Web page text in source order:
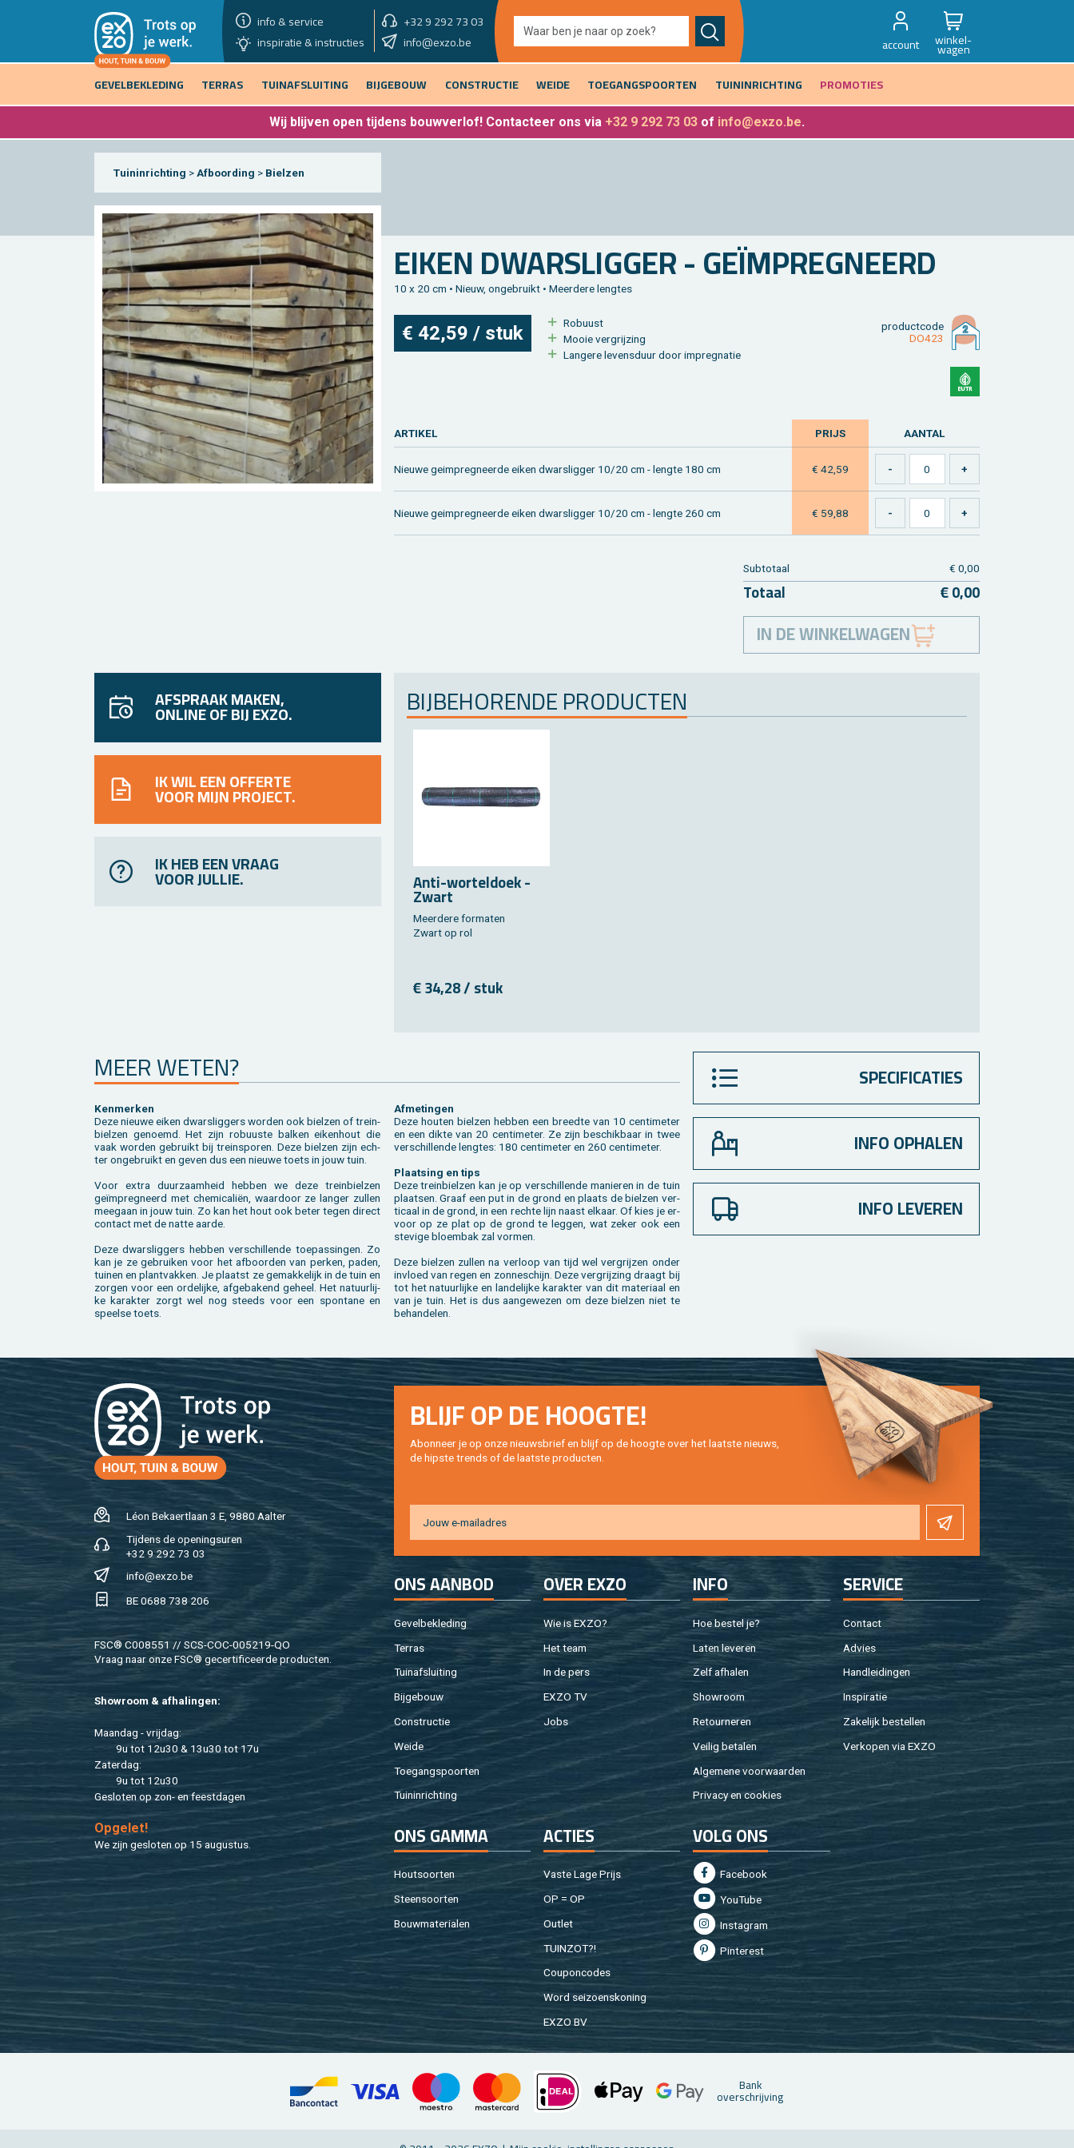
info & service +32 9 292 73 03
showroom vandaag
inspiratie & instructies
info@exzo.be 9u - 12u30 & 13u30 - 17u account winkel-
wagen
GEVELBEKLEDING
TERRAS TUINAFSLUITING BIJGEBOUW CONSTRUCTIE WEIDE TOEGANGSPOORTEN TUININRICHTING PROMOTIES
Wij blijven open tijdens bouwverlof! Contacteer ons via +32 9 292 73 03 of info@exzo.be.
Tuininrichting >Afboording > Bielzen
EIKEN DWARS­LIG­GER - GEÏMPREG­NEERD
10 x 20 cm • Nieuw, on­ge­bruikt • Meer­de­re leng­tes
€ 42,59 / stuk
Ro­buust
Mooie ver­grij­zing
Lan­ge­re le­vens­duur door im­preg­na­tie
product­code
DO423
AR­TI­KEL PRIJS AAN­TAL
Nieu­we geim­preg­neer­de eiken dwars­lig­ger 10/20 cm - leng­te 180 cm € 42,59
Nieu­we geim­preg­neer­de eiken dwars­lig­ger 10/20 cm - leng­te 260 cm € 59,88
Sub­to­taal € 0,00
To­taal € 0,00
IN DE WINKELWAGEN
AFSPRAAK MAKEN,
ONLINE OF BIJ EXZO.
IK WIL EEN OFFERTE
VOOR MIJN PROJECT.
IK HEB EEN VRAAG
VOOR JULLIE.
BIJ­BE­HO­REN­DE PRO­DUC­TEN
Anti-wor­tel­doek -
Zwart
Meer­de­re for­ma­ten
Zwart op rol
€ 34,28 / stuk
MEER WETEN?
Ken­mer­ken
Deze nieu­we eiken dwars­lig­gers wor­den ook biel­zen of trein­
biel­zen ge­noemd. Het zijn ro­buus­te bal­ken ei­ken­hout die
vaak wor­den ge­bruikt bij trein­spo­ren. Deze biel­zen zijn ech­
ter on­ge­bruikt en geven dus een nieu­we toets in jouw tuin.
Voor extra duur­zaam­heid heb­ben we deze trein­biel­zen
geïmpreg­neerd met che­mi­ca­liën, waar­door ze lan­ger zul­len
mee­gaan in jouw tuin. Zo kan het hout ook beter tegen di­rect
con­tact met de natte aarde.
Deze dwars­lig­gers heb­ben ver­schil­len­de toe­pas­sin­gen. Zo
kan je ze ge­brui­ken voor het af­boor­den van per­ken, paden,
tui­nen en plant­vak­ken. Je plaatst ze ge­mak­ke­lijk in de tuin en
zor­gen voor een or­de­lij­ke, af­ge­ba­kend ge­heel. Het na­tuur­lij­
ke ka­rak­ter zorgt wel nog steeds voor een spon­ta­ne en
speel­se toets.
Af­me­tin­gen
Deze hou­ten biel­zen heb­ben een breed­te van 10 cen­ti­me­ter
en een dikte van 20 cen­ti­me­ter. Ze zijn be­schik­baar in twee
ver­schil­len­de leng­tes: 180 cen­ti­me­ter en 260 cen­ti­me­ter.
Plaat­sing en tips
Deze trein­biel­zen kan je op ver­schil­len­de ma­nie­ren in de tuin
plaat­sen. Graaf een put in de grond en plaats de biel­zen ver­
ti­caal in de grond, in een rech­te lijn naast el­kaar. Of kies je er­
voor op ze plat op de grond te leg­gen, wat zeker ook een
ste­vi­ge bloem­bak zal vor­men.
Deze biel­zen zul­len na ver­loop van tijd wel ver­grij­zen onder
in­vloed van regen en zon­ne­schijn. Deze ver­grij­zing draagt bij
tot het na­tuur­lij­ke en lan­de­lij­ke ka­rak­ter van dit ma­te­ri­aal en
van je tuin. Het is dus aan­ge­we­zen om deze biel­zen niet te
be­han­de­len.
SPECIFICATIES
INFO OPHALEN
INFO LEVEREN
Léon Be­kaert­laan 3 E, 9880 Aal­ter
Tij­dens de ope­nings­uren
+32 9 292 73 03
info@​exzo.​be
BE 0688 738 206
FSC® C008551 // SCS-COC-005219-QO
Vraag naar onze FSC® ge­cer­ti­fi­ceer­de pro­duc­ten.
Show­room & af­ha­lin­gen:
Maan­dag - vrij­dag:
9u tot 12u30 & 13u30 tot 17u
Za­ter­dag:
9u tot 12u30
Ge­slo­ten op zon- en feest­da­gen
Op­ge­let!
We zijn ge­slo­ten op 15 au­gus­tus.
BLIJF OP DE HOOG­TE!
Abon­neer je op onze nieuws­brief en blijf op de hoog­te over het laat­ste nieuws,
de hip­s­te trends of de laat­ste pro­duc­ten.
ONS AAN­BOD
Ge­vel­be­kle­ding
Ter­ras
Tuin­af­slui­ting
Bij­ge­bouw
Con­struc­tie
Weide
Toe­gangs­poor­ten
Tuin­in­rich­ting
OVER EXZO
Wie is EXZO?
Het team
In de pers
EXZO TV
Jobs
INFO
Hoe be­stel je?
Laten le­ve­ren
Zelf af­ha­len
Show­room
Re­tour­ne­ren
Vei­lig be­ta­len
Al­ge­me­ne voor­waar­den
Pri­va­cy en coo­kies
SER­VI­CE
Con­tact
Ad­vies
Hand­lei­din­gen
In­spi­ra­tie
Za­ke­lijk be­stel­len
Ver­ko­pen via EXZO
ONS GAMMA
Hout­soor­ten
Steen­soor­ten
Bouw­ma­te­ri­a­len
AC­TIES
Vaste Lage Prijs
OP = OP
Out­let
TUIN­ZOT?!
Cou­pon­co­des
Word sei­zoens­ko­ning
EXZO BV
VOLG ONS
Fa­cebook
You­Tu­be
In­st­agram
Pin­te­rest
Bank
over­schrij­ving